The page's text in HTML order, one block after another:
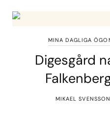
MINA DAGLIGA
Digesgård
MIKAEL SVENSSON